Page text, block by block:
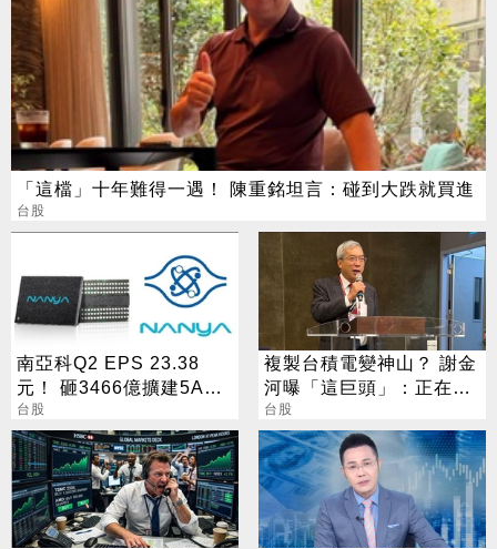
「這檔」十年難得一遇！ 陳重銘坦言：碰到大跌就買進
台股
南亞科Q2 EPS 23.38
元！ 砸3466億擴建5A新
廠 今年資本支出增至697
億
台股
複製台積電變神山？ 謝金
河曝「這巨頭」：正在轉
大人
台股